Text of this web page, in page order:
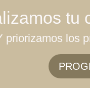
tu
priorizamos los